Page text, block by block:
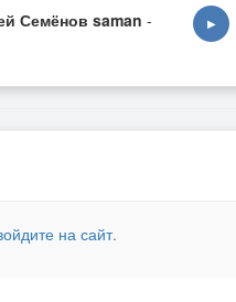
Семёнов saman -
▶
на сайт.